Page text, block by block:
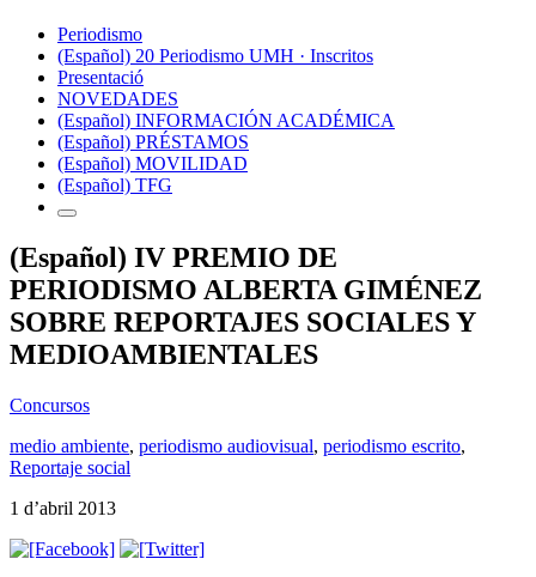
Periodismo
(Español) 20 Periodismo UMH · Inscritos
Presentació
NOVEDADES
(Español) INFORMACIÓN ACADÉMICA
(Español) PRÉSTAMOS
(Español) MOVILIDAD
(Español) TFG
(Español) IV PREMIO DE
PERIODISMO ALBERTA GIMÉNEZ
SOBRE REPORTAJES SOCIALES Y
MEDIOAMBIENTALES
Concursos
medio ambiente, periodismo audiovisual, periodismo escrito,
Reportaje social
1 d’abril 2013